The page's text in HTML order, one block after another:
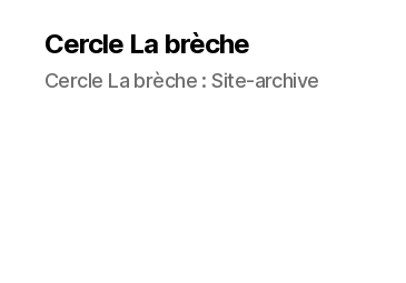
Cercle La brèche
Cercle La brèche : Site-archive